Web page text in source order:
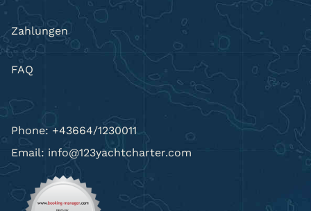
Zahlungen
FAQ
Phone: +43664/1230011
Email: info@123yachtcharter.com